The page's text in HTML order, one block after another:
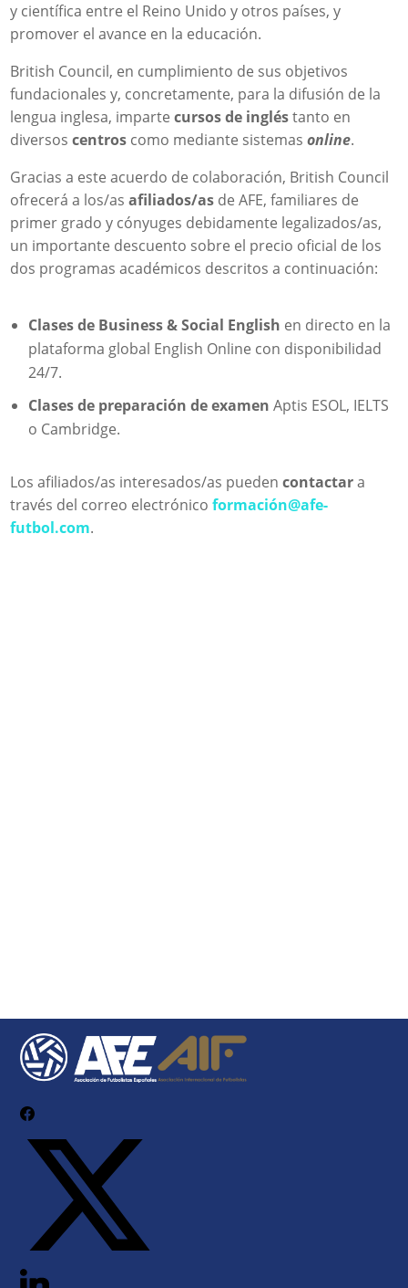
y científica entre el Reino Unido y otros países, y
promover el avance en la educación.
British Council, en cumplimiento de sus objetivos
fundacionales y, concretamente, para la difusión de la
lengua inglesa, impartecursos de ingléstanto en
diversoscentros como mediante sistemasonline.
Gracias a este acuerdo de colaboración, British Council
ofrecerá a los/asafiliados/as de AFE, familiares de
primer grado y cónyuges debidamente legalizados/as,
un importante descuento sobre el precio oficial de los
dos programas académicos descritos a continuación:
Clases de Business & Social English en directo en la
plataforma global English Online con disponibilidad
24/7.
Clases de preparación de examenAptis ESOL, IELTS
o Cambridge.
Los afiliados/as interesados/as puedencontactara
través del correo electrónicoformación@afe-
futbol.com.